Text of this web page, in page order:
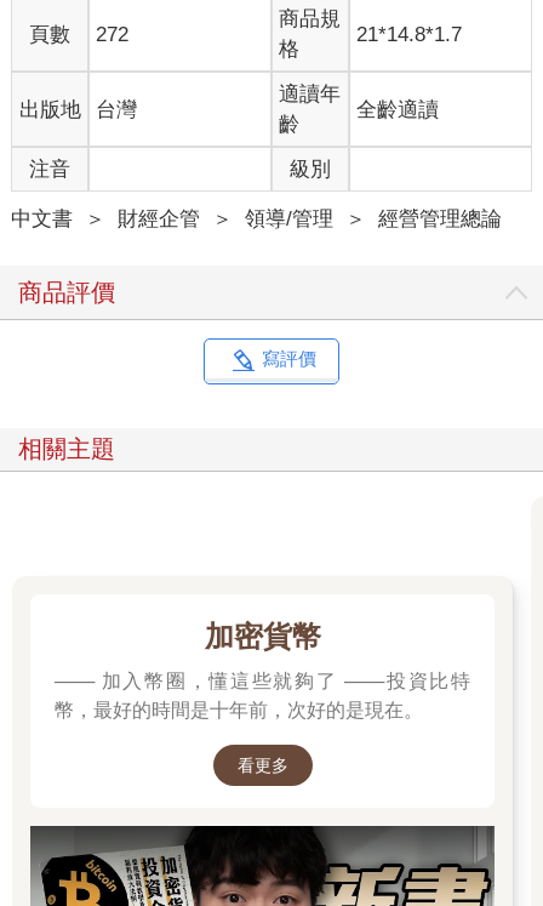
頁數 272
商品規
格
21*14.8*1.7
出版地 台灣
適讀年
齡
全齡適讀
注音 級別
中文書 ＞ 財經企管 ＞ 領導/管理 ＞ 經營管理總論
商品評價
寫評價
相關主題
加密貨幣
─── 加入幣圈，懂這些就夠了 ───投資比特
幣，最好的時間是十年前，次好的是現在。
看更多